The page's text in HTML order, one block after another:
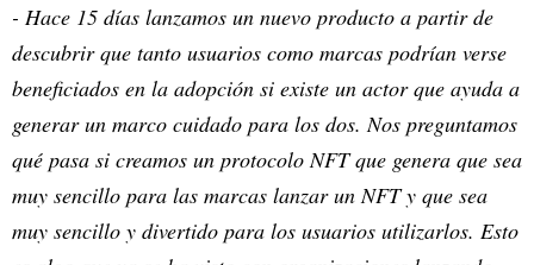
- Hace 15 días lanzamos un nuevo producto a partir de
descubrir que tanto usuarios como marcas podrían verse
beneficiados en la adopción si existe un actor que ayuda a
generar un marco cuidado para los dos. Nos preguntamos
qué pasa si creamos un protocolo NFT que genera que sea
muy sencillo para las marcas lanzar un NFT y que sea
muy sencillo y divertido para los usuarios utilizarlos. Esto